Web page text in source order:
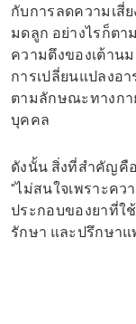
กับการลดความเสี่ย
มดลูก อย่างไรก็ตา
ความตึงของเต้าน
การเปลี่ยนแปลงอ
ตามลักษณะทางกา
บุคคล
ดังนั้น สิ่งที่สำคัญคื
"ไม่สนใจเพราะคว
ประกอบของยาที่ใ
รักษา และปรึกษา